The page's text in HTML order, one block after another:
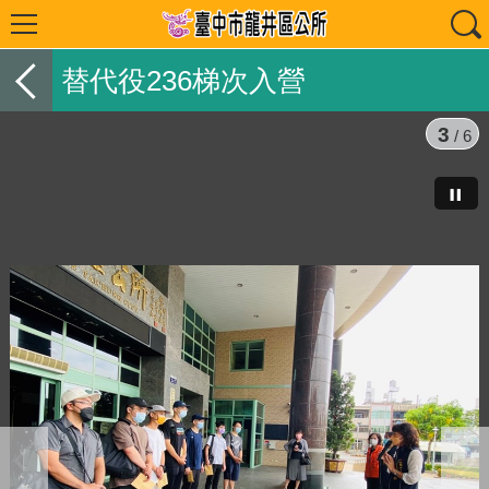
替代役236梯次入營
3 / 6